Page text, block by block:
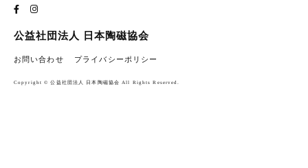
公益社団法人 日本陶磁協会
お問い合わせ プライバシーポリシー
Copyright © 公益社団法人 日本陶磁協会 All Rights Reserved.